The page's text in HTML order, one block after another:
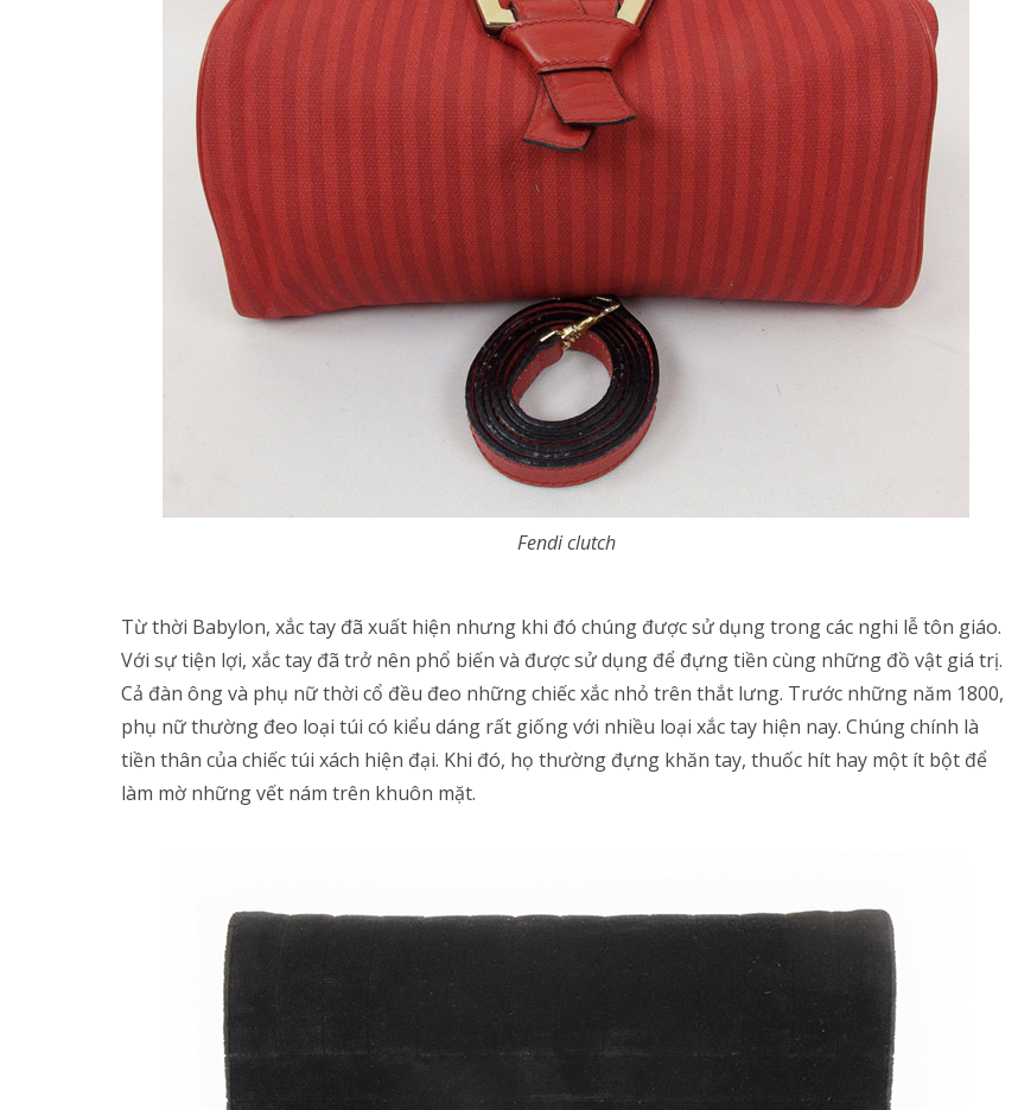
Fendi clutch
Từ thời Babylon, xắc tay đã xuất hiện nhưng khi đó chúng được sử dụng trong các nghi lễ tôn giáo.
Với sự tiện lợi, xắc tay đã trở nên phổ biến và được sử dụng để đựng tiền cùng những đồ vật giá trị.
Cả đàn ông và phụ nữ thời cổ đều đeo những chiếc xắc nhỏ trên thắt lưng. Trước những năm 1800,
phụ nữ thường đeo loại túi có kiểu dáng rất giống với nhiều loại xắc tay hiện nay. Chúng chính là
tiền thân của chiếc túi xách hiện đại. Khi đó, họ thường đựng khăn tay, thuốc hít hay một ít bột để
làm mờ những vết nám trên khuôn mặt.